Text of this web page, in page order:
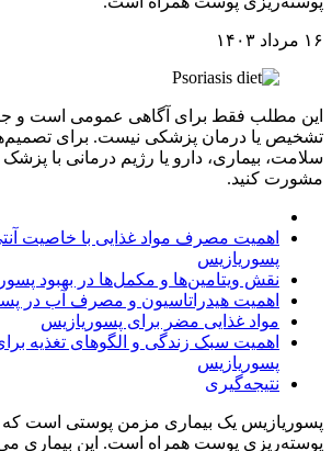
۱۶ مرداد ۱۴۰۳
این مطلب فقط برای آگاهی عمومی است و
تشخیص یا درمان پزشکی نیست. برای
سلامت، بیماری، دارو یا رژیم درمانی با
مشورت کنید.
اهمیت مصرف مواد غذایی با خاصیت
پسوریازیس
نقش ویتامین‌ها و مکمل‌ها در بهبود
اهمیت هیدراتاسیون و مصرف آب در
مواد غذایی مضر برای پسوریازیس
اهمیت سبک زندگی و الگوهای تغذیه برای
پسوریازیس
نتیجه‌گیری
پسوریازیس یک بیماری مزمن پوستی است که
پوسته‌ریزی پوست همراه است. این بیماری